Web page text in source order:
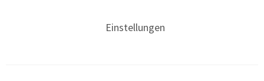
Einstellungen